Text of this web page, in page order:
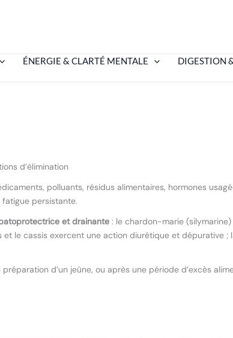
ÉNERGIE & CLARTÉ MENTALE DIGESTION
d’élimination
polluants, résidus alimentaires, hormones
persistante.
et drainante : le chardon-marie
le cassis exercent une action diurétique et dépurative
préparation d’un jeûne, ou après une période d’excès